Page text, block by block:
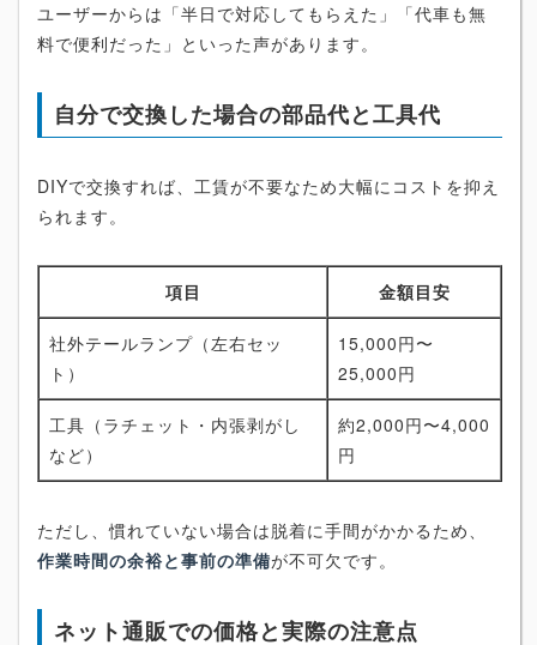
ユーザーからは「半日で対応してもらえた」「代車も無
料で便利だった」といった声があります。
自分で交換した場合の部品代と工具代
DIYで交換すれば、工賃が不要なため大幅にコストを抑え
られます。
項目 金額目安
社外テールランプ（左右セッ
ト）
15,000円〜
25,000円
工具（ラチェット・内張剥がし
など）
約2,000円〜4,000
円
ただし、慣れていない場合は脱着に手間がかかるため、
作業時間の余裕と事前の準備が不可欠です。
ネット通販での価格と実際の注意点